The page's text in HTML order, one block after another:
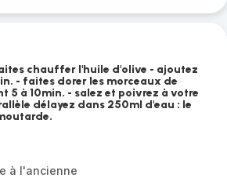
chauffer l'huile d'olive - ajoutez
- faites dorer les morceaux de
5 à 10min. - salez et poivrez à votre
délayez dans 250ml d'eau : le
à l'ancienne